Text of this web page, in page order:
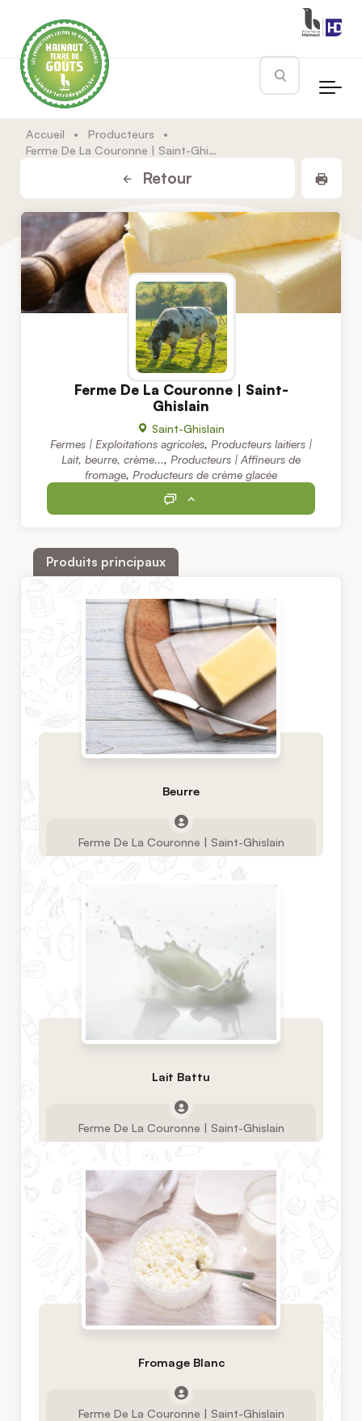
Rechercher
Accueil • Producteurs
•
Ferme De La Couronne | Saint-Ghislain
Retour
Ferme De La Couronne | Saint-
Ghislain
Saint-Ghislain
Fermes | Exploitations agricoles, Producteurs laitiers |
Lait, beurre, crème..., Producteurs | Affineurs de
fromage, Producteurs de crème glacée
Produits principaux
Beurre
Ferme De La Couronne | Saint-Ghislain
Lait Battu
Ferme De La Couronne | Saint-Ghislain
Fromage Blanc
Ferme De La Couronne | Saint-Ghislain